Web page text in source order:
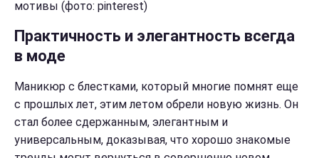
мотивы (фото: pinterest)
Практичность и элегантность всегда
в моде
Маникюр с блестками, который многие помнят еще
с прошлых лет, этим летом обрели новую жизнь. Он
стал более сдержанным, элегантным и
универсальным, доказывая, что хорошо знакомые